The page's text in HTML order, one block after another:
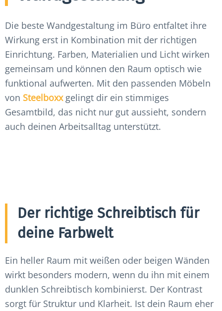
Die beste Wandgestaltung im Büro entfaltet ihre
Wirkung erst in Kombination mit der richtigen
Einrichtung. Farben, Materialien und Licht wirken
gemeinsam und können den Raum optisch wie
funktional aufwerten. Mit den passenden Möbeln
von Steelboxxgelingt dir ein stimmiges
Gesamtbild, das nicht nur gut aussieht, sondern
auch deinen Arbeitsalltag unterstützt.
Der richtige Schreibtisch für
deine Farbwelt
Ein heller Raum mit weißen oder beigen Wänden
wirkt besonders modern, wenn du ihn mit einem
dunklen Schreibtisch kombinierst. Der Kontrast
sorgt für Struktur und Klarheit. Ist dein Raum eher